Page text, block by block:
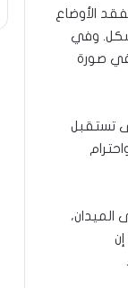
الأوضاع
وفي
في صورة
تستقبل
الميدان،